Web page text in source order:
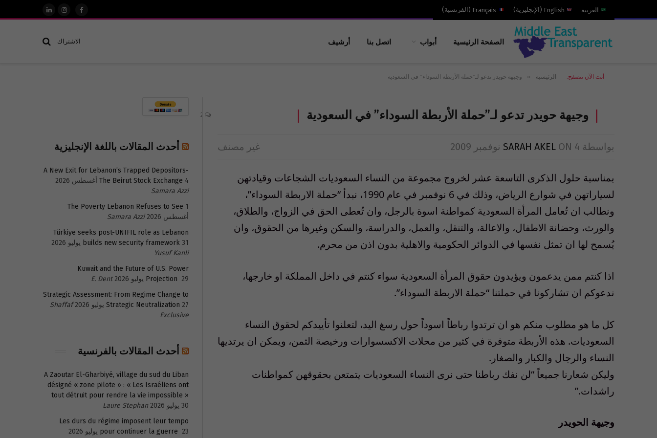
العربية English
( الإنجليزية)
Français
( الفرنسية)
فيسبوكالانستغرام
لينكدإن
الصفحة الرئيسية أبواب اتصل بنا أرشيف الاشتراك
أنت الآن تتصفح: الرئيسية » وجيهة حويدر تدعو لـ”حملة الأربطة السوداء” في السعودية
وجيهة حويدر تدعو لـ”حملة الأربطة السوداء” في السعودية
بواسطة SARAH AKEL ON 4 نوفمبر 2009 غير مصنف
بمناسبة حلول الذكرى التاسعة عشر لخروج مجموعة من النساء السعوديات الشجاعات وقيادتهن
لسياراتهن في شوارع الرياض، وذلك في 6 نوفمبر في عام 1990، نبدأ “حملة الاربطة السوداء”،
ونطالب ان تُعامل المرأة السعودية كمواطنة اسوة بالرجل، وان تُعطى الحق في الزواج، والطلاق،
والورث، وحضانة الاطفال، والاعالة، والتنقل، والعمل، والدراسة، والسكن وغيرها من الحقوق، وان
يُسمح لها ان تمثل نفسها في الدوائر الحكومية والاهلية بدون اذن من محرم.
اذا كنتم ممن يدعمون ويؤيدون حقوق المرأة السعودية سواء كنتم في داخل المملكة او خارجها،
ندعوكم ان تشاركونا في حملتنا “حملة الاربطة السوداء”.
كل ما هو مطلوب منكم هو ان ترتدوا رباطاً اسوداً حول رسغ اليد، لتعلنوا تأييدكم لحقوق النساء
السعوديات. هذه الأربطة متوفرة في كثير من محلات الاكسسوارات ورخيصة الثمن، ويمكن ان يرتديها
النساء والرجال والكبار والصغار.
وليكن شعارنا جميعاً “لن نفك رباطنا حتى نرى النساء السعوديات يتمتعن بحقوقهن كمواطنات
راشدات.”
وجيهة الحويدر
أحدث المقالات باللغة الإنجليزية
A New Exit for Lebanon’s Trapped Depositors-
The Beirut Stock Exchange 4 أغسطس 2026
Samara Azzi
The Poverty Lebanon Refuses to See 1
أغسطس 2026
Samara Azzi
Türkiye seeks post-UNIFIL role as Lebanon
builds new security framework 31 يوليو 2026
Yusuf Kanli
Kuwait and the Future of U.S. Power
Projection 29 يوليو 2026
E. Dent
Strategic Assessment: From Regime Change to
Strategic Neutralization 27 يوليو 2026
Shaffaf
Exclusive
أحدث المقالات بالفرنسية
A Zaoutar El-Gharbiyé, village du sud du Liban
désigné « zone pilote » : « Les Israéliens ont
tout détruit pour rendre la vie impossible »
30 يوليو 2026
Laure Stephan
Les durs du régime imposent leur tempo
pour continuer la guerre 23 يوليو 2026